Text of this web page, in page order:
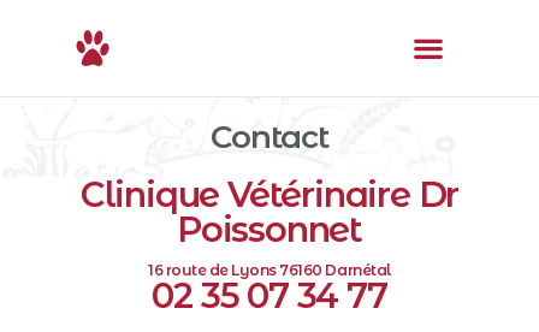
Contact
Clinique Vétérinaire Dr
Poissonnet
16 route de Lyons 76160 Darnétal
02 35 07 34 77